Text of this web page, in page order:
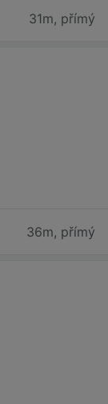
31m, přímý
36m, přímý